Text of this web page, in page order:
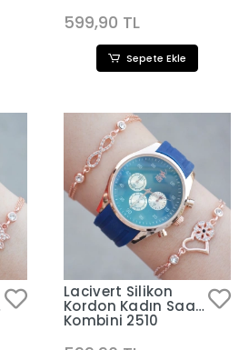
599,90 TL
Sepete Ekle
Lacivert Silikon
Kordon Kadın Saat
Kombini 2510